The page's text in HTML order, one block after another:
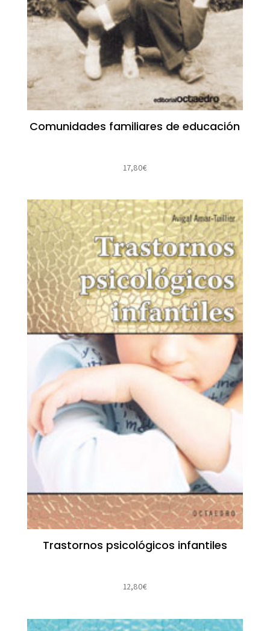
Comunidades familiares de educación
17,80€
Trastornos psicológicos infantiles
12,80€